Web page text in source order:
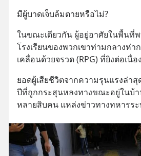
มีผู้บาดเจ็บล้มตายหรือไม่?
ในขณะเดียวกัน ผู้อยู่อาศัยในพื้นที่
โรงเรียนของพวกเขาท่ามกลางห่า
เคลื่อนด้วยจรวด (RPG) ที่ยิงต่อเนื่
ยอดผู้เสียชีวิตจากความรุนแรงล่า
ปีที่ถูกกระสุนหลงทางขณะอยู่ในบ้า
หลายสิบคน แหล่งข่าวทางทหารร